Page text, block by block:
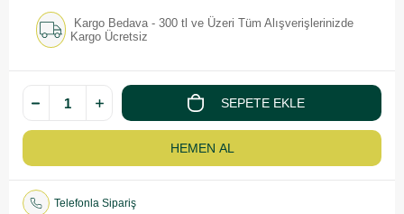
Kargo Bedava - 300 tl ve Üzeri Tüm Alışverişlerinizde
Kargo Ücretsiz
Telefonla Sipariş